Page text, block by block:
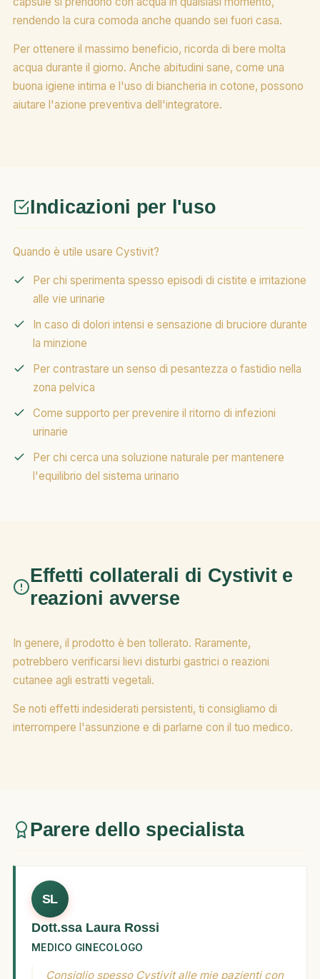
rendendo la cura comoda anche quando sei fuori casa.
Per ottenere il massimo beneficio, ricorda di bere molta
acqua durante il giorno. Anche abitudini sane, come una
buona igiene intima e l'uso di biancheria in cotone, possono
aiutare l'azione preventiva dell'integratore.
Indicazioni per l'uso
Quando è utile usare Cystivit?
Per chi sperimenta spesso episodi di cistite e irritazione
alle vie urinarie
In caso di dolori intensi e sensazione di bruciore durante
la minzione
Per contrastare un senso di pesantezza o fastidio nella
zona pelvica
Come supporto per prevenire il ritorno di infezioni
urinarie
Per chi cerca una soluzione naturale per mantenere
l'equilibrio del sistema urinario
Effetti collaterali di Cystivit e
reazioni avverse
In genere, il prodotto è ben tollerato. Raramente,
potrebbero verificarsi lievi disturbi gastrici o reazioni
cutanee agli estratti vegetali.
Se noti effetti indesiderati persistenti, ti consigliamo di
interrompere l'assunzione e di parlarne con il tuo medico.
Parere dello specialista
SL
Dott.ssa Laura Rossi
MEDICO GINECOLOGO
Consiglio spesso Cystivit alle mie pazienti con